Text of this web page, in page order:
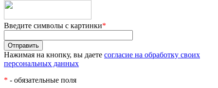
Введите символы с картинки*
Нажимая на кнопку, вы даете согласие на обработку своих
персональных данных
* - обязательные поля